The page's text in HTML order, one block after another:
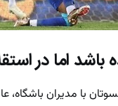
باشد اما در
با مدیران باشگاه،